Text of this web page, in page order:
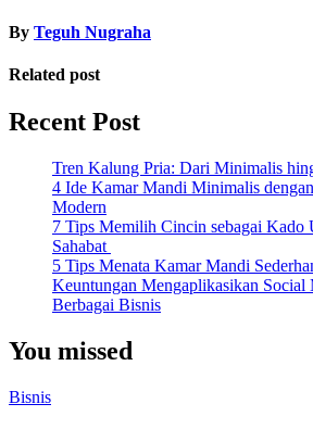
By Teguh Nugraha
Related post
Recent Post
Tren Kalung Pria: Dari Minimalis
4 Ide Kamar Mandi Minimalis
Modern
7 Tips Memilih Cincin sebagai Kado
Sahabat
5 Tips Menata Kamar Mandi
Keuntungan Mengaplikasikan Social
Berbagai Bisnis
You missed
Bisnis